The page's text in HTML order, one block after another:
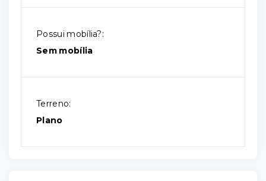
Possui mobília?:
Sem mobília
Terreno:
Plano